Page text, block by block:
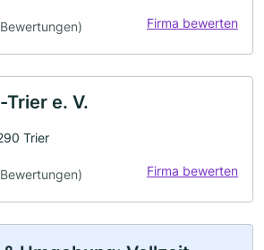
Firma bewerten
e. V.
Trier
Firma bewerten